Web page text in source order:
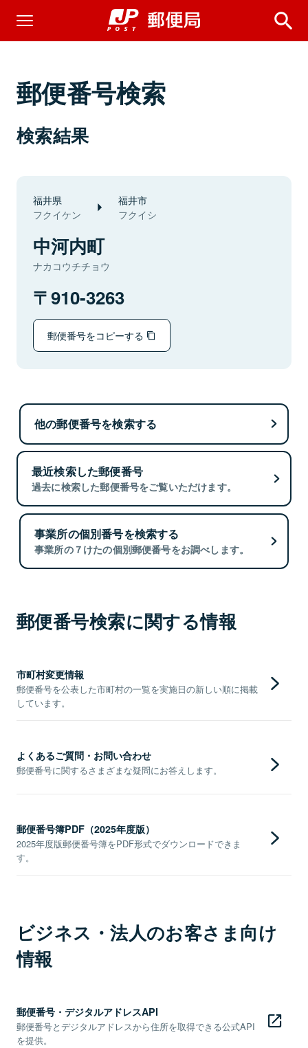
郵便番号検索
検索結果
福井県
フクイケン
福井市
フクイシ
中河内町
ナカコウチチョウ
910-3263
郵便番号をコピーする
他の郵便番号を検索する
最近検索した郵便番号
過去に検索した郵便番号をご覧いただけます。
事業所の個別番号を検索する
事業所の７けたの個別郵便番号をお調べします。
郵便番号検索に関する情報
市町村変更情報
郵便番号を公表した市町村の一覧を実施日の新しい順に掲載
しています。
よくあるご質問・お問い合わせ
郵便番号に関するさまざまな疑問にお答えします。
郵便番号簿PDF（2025年度版）
2025年度版郵便番号簿をPDF形式でダウンロードできま
す。
ビジネス・法人のお客さま向け
情報
郵便番号・デジタルアドレスAPI
郵便番号とデジタルアドレスから住所を取得できる公式API
を提供。